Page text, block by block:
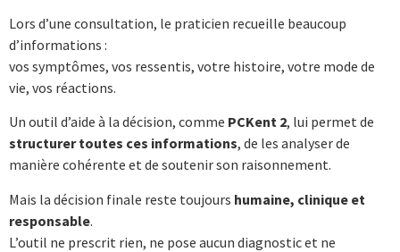
Lors d’une consultation, le praticien recueille beaucoup
d’informations :
vos symptômes, vos ressentis, votre histoire, votre mode de
vie, vos réactions.
Un outil d’aide à la décision, comme PCKent 2, lui permet de
structurer toutes ces informations, de les analyser de
manière cohérente et de soutenir son raisonnement.
Mais la décision finale reste toujours humaine, clinique et
responsable.
L’outil ne prescrit rien, ne pose aucun diagnostic et ne